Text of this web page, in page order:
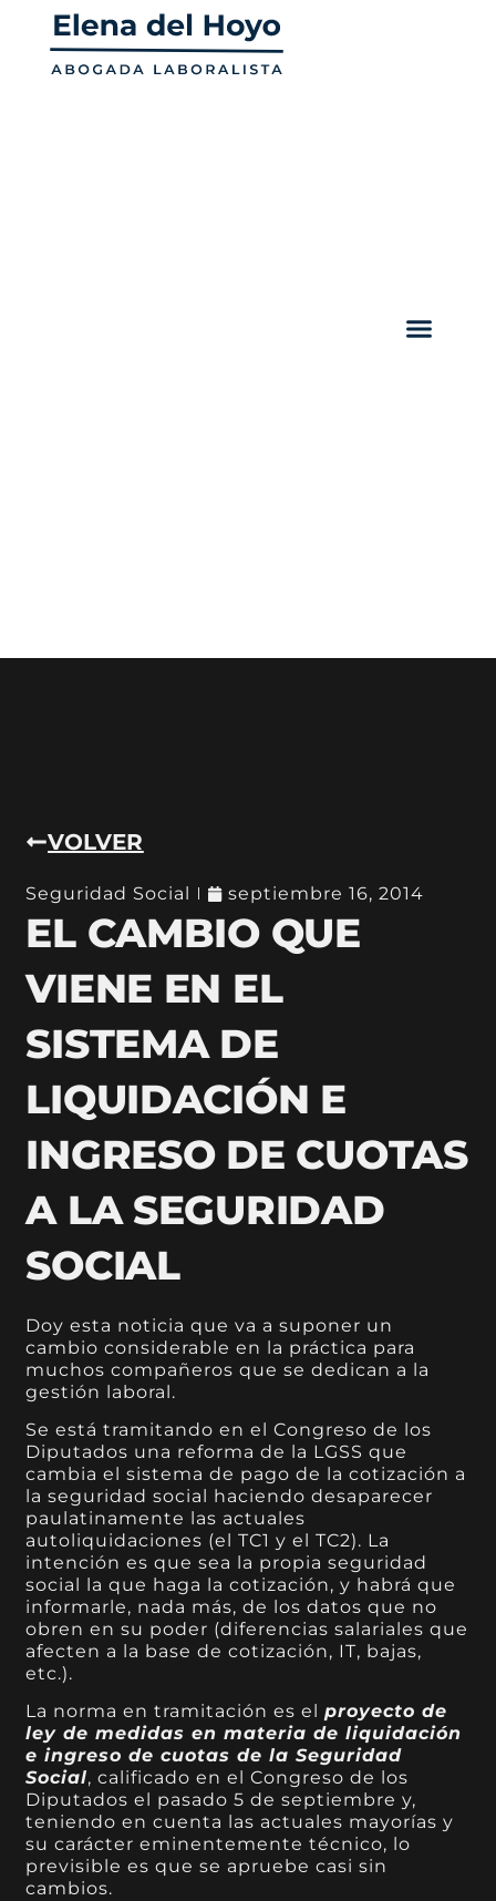
VOLVER
Seguridad Social septiembre 16, 2014
EL CAMBIO QUE
VIENE EN EL
SISTEMA DE
LIQUIDACIÓN E
INGRESO DE CUOTAS
A LA SEGURIDAD
SOCIAL
Doy esta noticia que va a suponer un
cambio considerable en la práctica para
muchos compañeros que se dedican a la
gestión laboral.
Se está tramitando en el Congreso de los
Diputados una reforma de la LGSS que
cambia el sistema de pago de la cotización a
la seguridad social haciendo desaparecer
paulatinamente las actuales
autoliquidaciones (el TC1 y el TC2). La
intención es que sea la propia seguridad
social la que haga la cotización, y habrá que
informarle, nada más, de los datos que no
obren en su poder (diferencias salariales que
afecten a la base de cotización, IT, bajas,
etc.).
La norma en tramitación es elproyecto de
ley de medidas en materia de liquidación
e ingreso de cuotas de la Seguridad
Social, calificado en el Congreso de los
Diputados el pasado 5 de septiembre y,
teniendo en cuenta las actuales mayorías y
su carácter eminentemente técnico, lo
previsible es que se apruebe casi sin
cambios.